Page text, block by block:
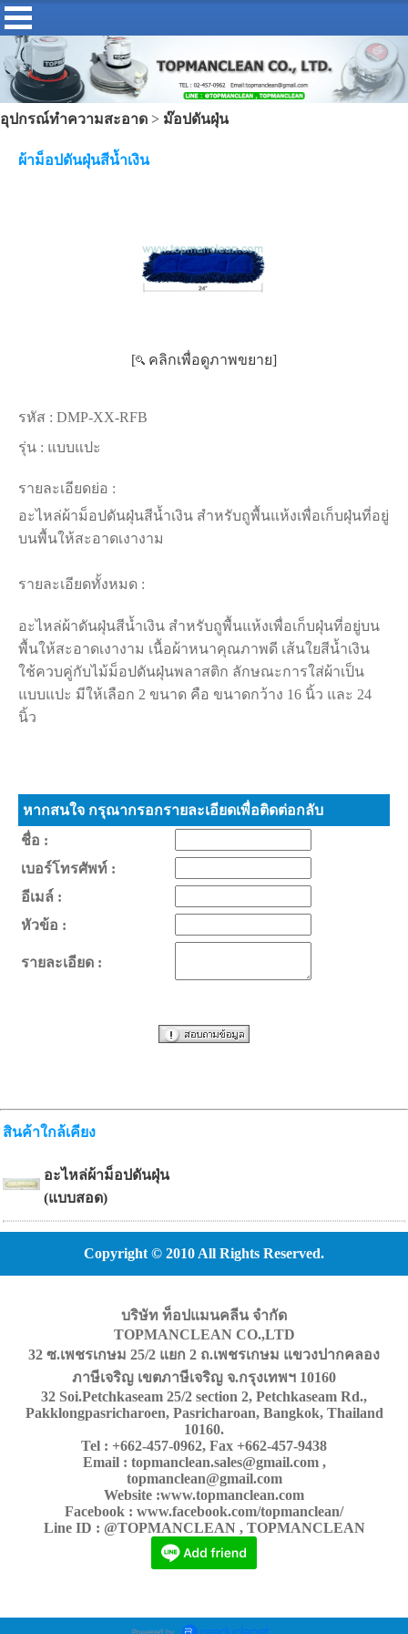
อุปกรณ์ทำความสะอาด > ม๊อปดันฝุ่น
ผ้าม็อปดันฝุ่นสีน้ำเงิน
[ คลิกเพื่อดูภาพขยาย]
รหัส : DMP-XX-RFB
รุ่น : แบบแปะ
รายละเอียดย่อ :
อะไหล่ผ้าม็อปดันฝุ่นสีน้ำเงิน สำหรับถูพื้นแห้งเพื่อเก็บฝุ่นที่อยู่
บนพื้นให้สะอาดเงางาม
รายละเอียดทั้งหมด :
อะไหล่ผ้าดันฝุ่นสีน้ำเงิน สำหรับถูพื้นแห้งเพื่อเก็บฝุ่นที่อยู่บน
พื้นให้สะอาดเงางาม เนื้อผ้าหนาคุณภาพดี เส้นใยสีน้ำเงิน
ใช้ควบคู่กับไม้ม็อปดันฝุ่นพลาสติก ลักษณะการใส่ผ้าเป็น
แบบแปะ มีให้เลือก 2 ขนาด คือ ขนาดกว้าง 16 นิ้ว และ 24
นิ้ว
หากสนใจ กรุณากรอกรายละเอียดเพื่อติดต่อกลับ
ชื่อ :
เบอร์โทรศัพท์ :
อีเมล์ :
หัวข้อ :
รายละเอียด :
สินค้าใกล้เคียง
อะไหล่ผ้าม็อปดันฝุ่น
(แบบสอด)
Copyright © 2010 All Rights Reserved.
บริษัท ท็อปแมนคลีน จำกัด
TOPMANCLEAN CO.,LTD
32 ซ.เพชรเกษม 25/2 แยก 2 ถ.เพชรเกษม แขวงปากคลอง
ภาษีเจริญ เขตภาษีเจริญ จ.กรุงเทพฯ 10160
32 Soi.Petchkaseam 25/2 section 2, Petchkaseam Rd.,
Pakklongpasricharoen, Pasricharoan, Bangkok, Thailand
10160.
Tel : +662-457-0962, Fax +662-457-9438
Email : topmanclean.sales@gmail.com ,
topmanclean@gmail.com
Website :www.topmanclean.com
Facebook : www.facebook.com/topmanclean/
Line ID : @TOPMANCLEAN , TOPMANCLEAN